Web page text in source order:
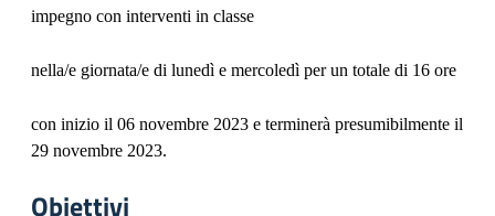
impegno con interventi in classe
nella/e giornata/e di lunedì e mercoledì per un totale di 16 ore
con inizio il 06 novembre 2023 e terminerà presumibilmente il
29 novembre 2023.
Obiettivi